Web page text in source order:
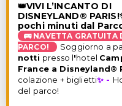
👑VIVI L’INCANTO DI
DISNEYLAND®
pochi minuti dal
🚌 NAVETTA GRATUITA
PARCO!
Soggiorno a
notti presso l ' hotel
France a Disneyland®
colazione + biglietti✨ -
del parco!